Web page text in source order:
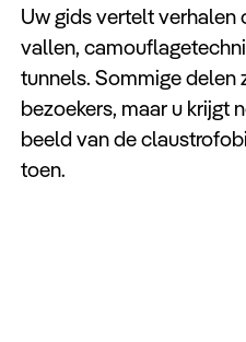
Uw gids vertelt verhalen
vallen,
tunnels. Sommige delen
bezoekers, maar u krijgt
beeld van de
toen.